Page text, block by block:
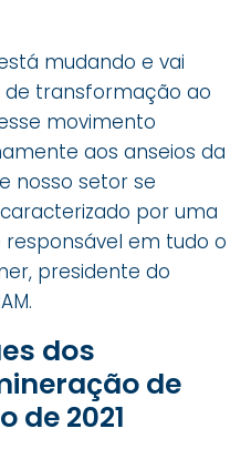
mudando e vai
de transformação ao
movimento
aos anseios da
nosso setor se
por uma
em tudo o
presidente do
dos
de
de 2021